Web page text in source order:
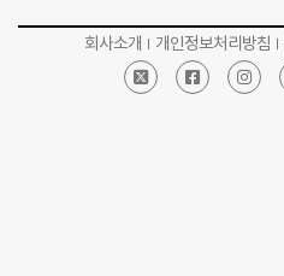
회사소개 개인정보처리방침